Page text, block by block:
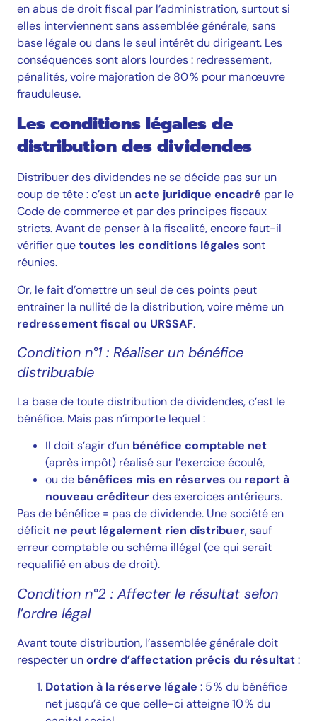
en abus de droit fiscal par l’administration, surtout si
elles interviennent sans assemblée générale, sans
base légale ou dans le seul intérêt du dirigeant. Les
conséquences sont alors lourdes : redressement,
pénalités, voire majoration de 80 % pour manœuvre
frauduleuse.
Les conditions légales de
distribution des dividendes
Distribuer des dividendes ne se décide pas sur un
coup de tête : c’est unacte juridique encadré par le
Code de commerce et par des principes fiscaux
stricts. Avant de penser à la fiscalité, encore faut-il
vérifier quetoutes les conditions légales sont
réunies.
Or, le fait d’omettre un seul de ces points peut
entraîner la nullité de la distribution, voire même un
redressement fiscal ou URSSAF.
Condition n°1 : Réaliser un bénéfice
distribuable
La base de toute distribution de dividendes, c’est le
bénéfice. Mais pas n’importe lequel :
Il doit s’agir d’un bénéfice comptable net
(après impôt) réalisé sur l’exercice écoulé,
ou de bénéfices mis en réserves ou report à
nouveau créditeurdes exercices antérieurs.
Pas de bénéfice = pas de dividende. Une société en
déficit ne peut légalement rien distribuer, sauf
erreur comptable ou schéma illégal (ce qui serait
requalifié en abus de droit).
Condition n°2 : Affecter le résultat selon
l’ordre légal
Avant toute distribution, l’assemblée générale doit
respecter unordre d’affectation précis du résultat:
Dotation à la réserve légale : 5 % du bénéfice
net jusqu’à ce que celle-ci atteigne 10 % du